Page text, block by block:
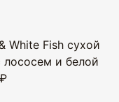
White Fish сухой
и белой